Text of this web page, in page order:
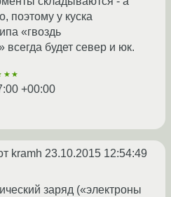
поэтому у куска
«гвоздь
всегда будет север и юк.
+00:00
kramh 23.10.2015 12:54:49
заряд («электроны